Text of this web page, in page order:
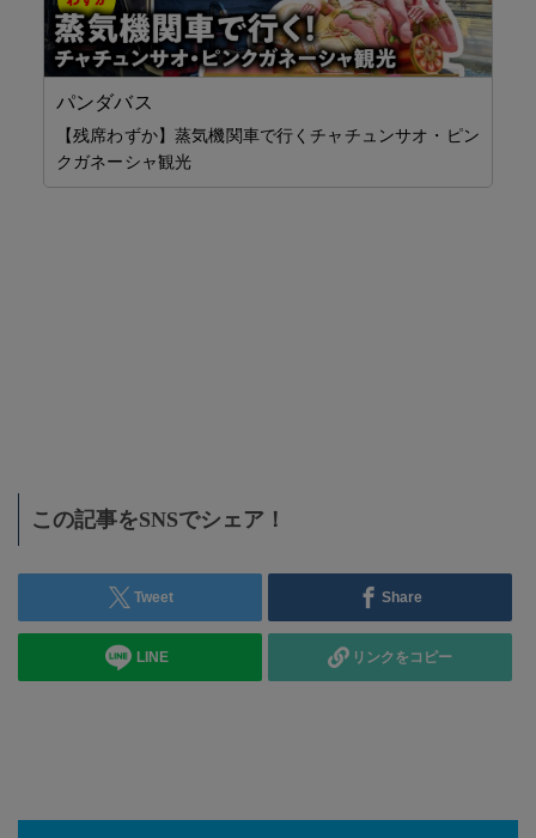
パンダバス
【残席わずか】蒸気機関車で行くチャチュンサオ・ピン
クガネーシャ観光
この記事をSNSでシェア！
Tweet Share
LINE リンクをコピー